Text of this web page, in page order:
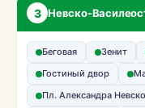
3 Невско-
Беговая Зенит
Гостиный двор
Пл. Александра